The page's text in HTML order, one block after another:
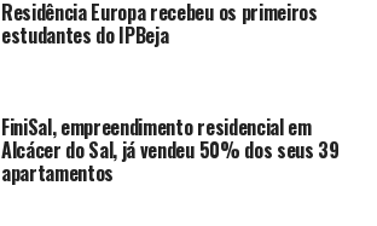
Residência Europa recebeu os primeiros
estudantes do IPBeja
FiniSal, empreendimento residencial em
Alcácer do Sal, já vendeu 50% dos seus 39
apartamentos